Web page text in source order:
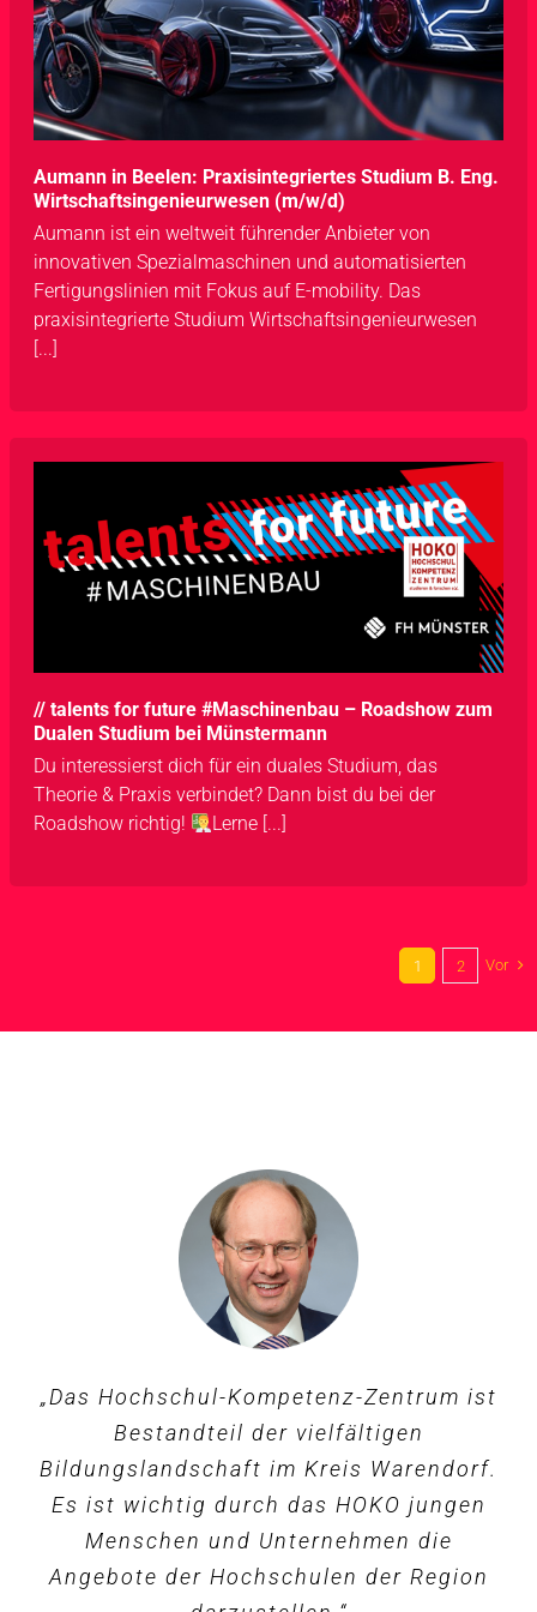
Aumann in Beelen: Praxisintegriertes Studium B. Eng.
Wirtschaftsingenieurwesen (m/w/d)
Aumann ist ein weltweit führender Anbieter von
innovativen Spezialmaschinen und automatisierten
Fertigungslinien mit Fokus auf E-mobility. Das
praxisintegrierte Studium Wirtschaftsingenieurwesen
[...]
// talents for future #Maschinenbau – Roadshow zum
Dualen Studium bei Münstermann
Du interessierst dich für ein duales Studium, das
Theorie & Praxis verbindet? Dann bist du bei der
Roadshow richtig!
Lerne [...]
1 2 Vor
„Das Hochschul-Kompetenz-Zentrum ist
Bestandteil der vielfältigen
Bildungslandschaft im Kreis Warendorf.
Es ist wichtig durch das HOKO jungen
Menschen und Unternehmen die
Angebote der Hochschulen der Region
Cornelia Köster Pilotfisch
Markenführung, Warendorf
„Bildung ist die mit Abstand wichtigste
Ressource unserer Region und es wird
uns nicht gelingen die globalen
Herausforderungen zu meistern, wenn
wir jungen Menschen nicht gezielt an
die Zukunftsthemen in den Bereichen
„Durch die guten Angebote des
Hochschul-Kompetenz-Zentrums
können wir uns als Unternehmen
präsentieren und jungen Leuten einen
Einblick in moderne
Fertigungsverfahren geben.“